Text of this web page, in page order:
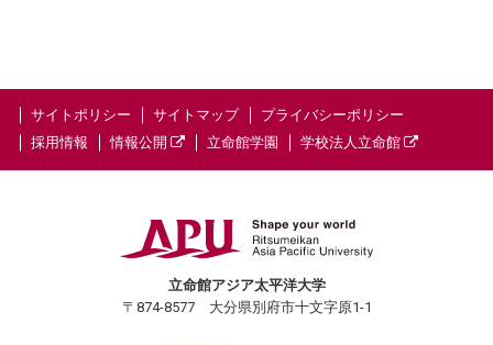
サイトポリシー サイトマップ
プライバシーポリシー
採用情報
情報公開 立命館学園 学校法人立命館
立命館アジア太平洋大学
〒874-8577 大分県別府市十文字原1-1